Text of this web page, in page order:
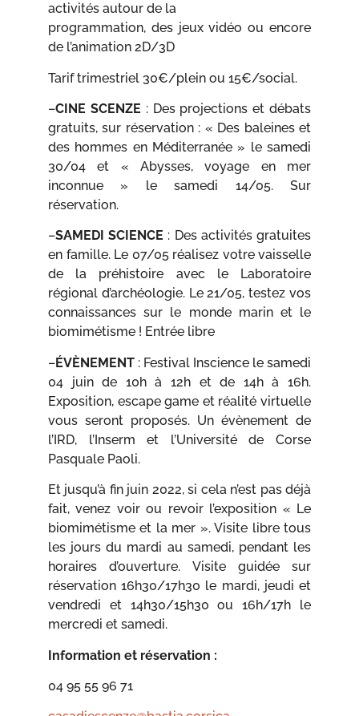
activités autour de la
programmation, des jeux vidéo ou encore
de l’animation 2D/3D
Tarif trimestriel 30€/plein ou 15€/social.
–CINE SCENZE : Des projections et débats
gratuits, sur réservation : « Des baleines et
des hommes en Méditerranée » le samedi
30/04 et « Abysses, voyage en mer
inconnue » le samedi 14/05. Sur
réservation.
–SAMEDI SCIENCE : Des activités gratuites
en famille. Le 07/05 réalisez votre vaisselle
de la préhistoire avec le Laboratoire
régional d’archéologie. Le 21/05, testez vos
connaissances sur le monde marin et le
biomimétisme ! Entrée libre
–ÉVÈNEMENT : Festival Inscience le samedi
04 juin de 10h à 12h et de 14h à 16h.
Exposition, escape game et réalité virtuelle
vous seront proposés. Un évènement de
l’IRD, l’Inserm et l’Université de Corse
Pasquale Paoli.
Et jusqu’à fin juin 2022, si cela n’est pas déjà
fait, venez voir ou revoir l’exposition « Le
biomimétisme et la mer ». Visite libre tous
les jours du mardi au samedi, pendant les
horaires d’ouverture. Visite guidée sur
réservation 16h30/17h30 le mardi, jeudi et
vendredi et 14h30/15h30 ou 16h/17h le
mercredi et samedi.
Information et réservation :
04 95 55 96 71